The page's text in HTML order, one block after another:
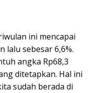
ini mencapai
lalu sebesar 6,6%.
angka Rp68,3
ditetapkan. Hal ini
sudah berada di